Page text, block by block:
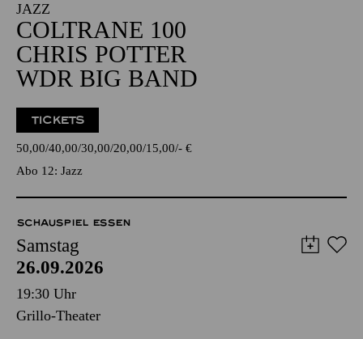
JAZZ
COLTRANE 100
CHRIS POTTER
WDR BIG BAND
TICKETS
50,00 40,00 30,00 20,00 15,00 - €
Abo 12: Jazz
SCHAUSPIEL ESSEN
Samstag
26.09.2026
19:30 Uhr
Grillo-Theater